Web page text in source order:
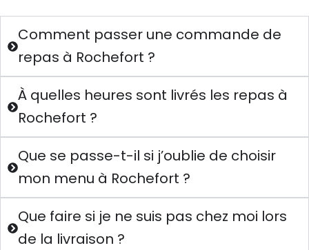
Comment passer une commande de
repas à Rochefort ?
À quelles heures sont livrés les repas à
Rochefort ?
Que se passe-t-il si j’oublie de choisir
mon menu à Rochefort ?
Que faire si je ne suis pas chez moi lors
de la livraison ?